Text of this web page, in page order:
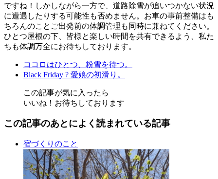
ですね！しかしながら一方で、道路除雪が追いつかない状況
に遭遇したりする可能性も否めません。お車の事前整備はも
ちろんのことご出発前の体調管理も同時に兼ねてください。
ひとつ屋根の下、皆様と楽しい時間を共有できるよう、私た
ちも体調万全にお待ちしております。
ココロはひとつ、粉雪を待つ。
Black Friday ? 愛娘の初滑り。
この記事が気に入ったら
いいね！お待ちしております
この記事のあとによく読まれている記事
宿づくりのこと